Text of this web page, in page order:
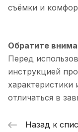
съёмки и
Обратите
Перед
инструкцией
отличаться в
Назад к